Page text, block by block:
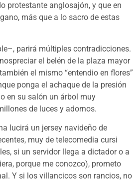
protestante anglosajón, y que en
más que a lo sacro de estas
parirá múltiples contradicciones.
el belén de la plaza mayor
el mismo “entendio en flores”
ponga el achaque de la presión
en su salón un árbol muy
de luces y adornos.
lucirá un jersey navideño de
muy de telecomedia cursi
si un servidor llega a dictador o a
porque me conozco), prometo
Y si los villancicos son rancios, no